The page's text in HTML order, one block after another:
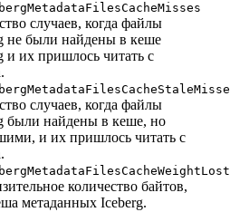
случаев, когда файлы
не были найдены в кеше
и их пришлось читать с
случаев, когда файлы
были найдены в кеше, но
и их пришлось читать с
количество байтов,
метаданных Iceberg.